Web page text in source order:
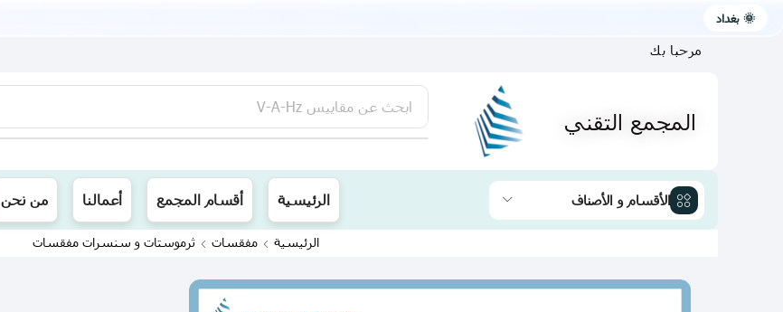
🌞 بغداد
مرحبا بك
المجمع التقني
ابحث عن مقاييس V-A-Hz
يتوفر لدينا توصيل الى جميع محافظات العراق
الأقسام و الأصناف الرئيسية أقسام المجمع أعمالنا من نحن
الرئيسية مفقسات ثرموستات و سنسرات مفقسات